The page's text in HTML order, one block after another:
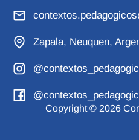
Zapala, Neuquen,
Copyright © 2026